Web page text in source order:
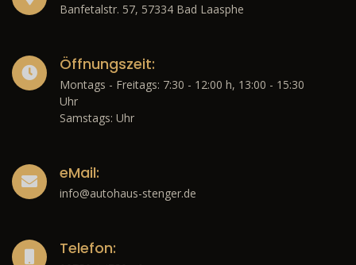
Banfetalstr. 57, 57334 Bad Laasphe
Öffnungszeit:
Montags - Freitags: 7:30 - 12:00 h, 13:00 - 15:30
Uhr
Samstags: Uhr
eMail:
info@autohaus-stenger.de
Telefon: